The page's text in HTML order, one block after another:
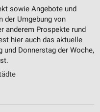
sowie Angebote und
der Umgebung von
anderem Prospekte rund
hier auch das aktuelle
Donnerstag der Woche,